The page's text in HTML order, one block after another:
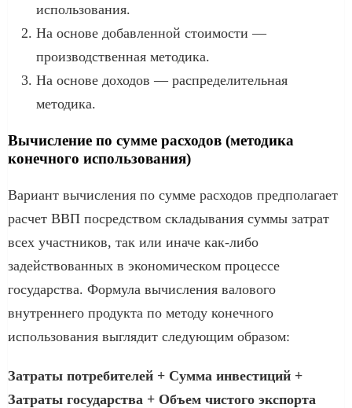
использования.
На основе добавленной стоимости —
производственная методика.
На основе доходов — распределительная
методика.
Вычисление по сумме расходов (методика
конечного использования)
Вариант вычисления по сумме расходов предполагает
расчет ВВП посредством складывания суммы затрат
всех участников, так или иначе как-либо
задействованных в экономическом процессе
государства. Формула вычисления валового
внутреннего продукта по методу конечного
использования выглядит следующим образом:
Затраты потребителей + Сумма инвестиций +
Затраты государства + Объем чистого экспорта